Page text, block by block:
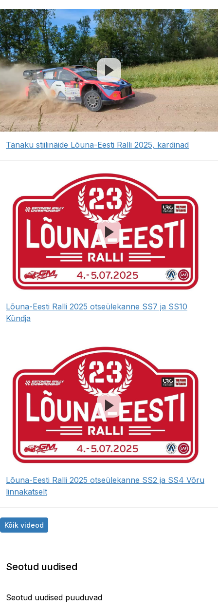
Tänaku stiilinäide Lõuna-Eesti Ralli 2025, kardinad
Lõuna-Eesti Ralli 2025 otseülekanne SS7 ja SS10
Kündja
Lõuna-Eesti Ralli 2025 otseülekanne SS2 ja SS4 Võru
linnakatselt
Kõik videod
Seotud uudised
Seotud uudised puuduvad